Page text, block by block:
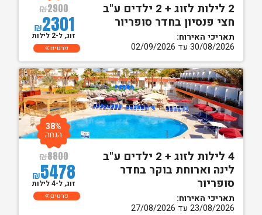
2 לילות לזוג + 2 ילדים ע"ב
חצי פנסיון בחדר סופריור
תאריכי האירוח:
30/08/2026 עד 02/09/2026
₪2900
₪2301
זוג, ל-2 לילות
פרטים
4 לילות לזוג + 2 ילדים ע"ב
לינה וארוחת בוקר בחדר
סופריור
תאריכי האירוח:
23/08/2026 עד 27/08/2026
₪8800
₪5478
38%
הנחה
זוג, ל-4 לילות
פרטים